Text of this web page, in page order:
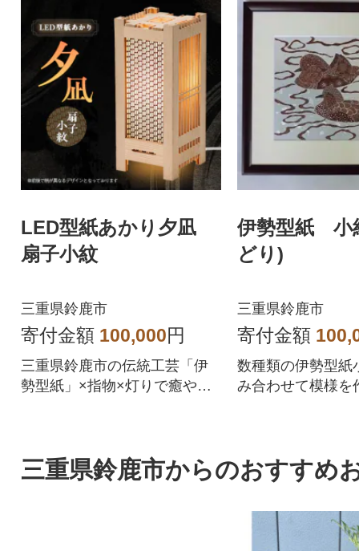
LED型紙あかり夕凪
扇子小紋
三重県鈴鹿市
寄付金額 100,000円
三重県鈴鹿市の伝統工芸「伊
勢型紙」×指物×灯りで癒やし
伊勢型紙 小
どり)
三重県鈴鹿市
寄付金額
数種類の伊勢型紙
み合わせて模様を
三重県鈴鹿市からのおすすめ